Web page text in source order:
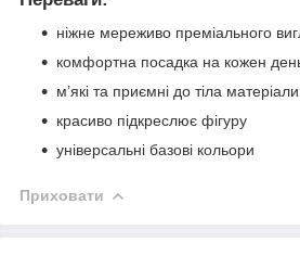
ніжне мереживо преміального
комфортна посадка на кожен
м’які та приємні до тіла матеріали
красиво підкреслює фігуру
універсальні базові кольори
Приховати